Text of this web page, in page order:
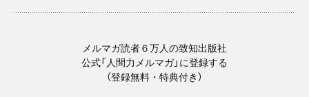
メルマガ読者６万人の致知出版社
公式「人間力メルマガ」に登録する
（登録無料・特典付き）